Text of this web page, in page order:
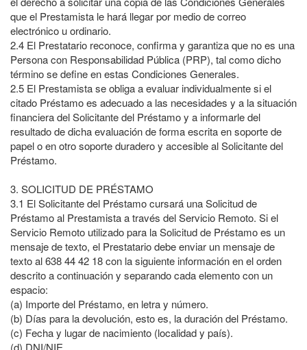
que el Prestamista le hará llegar por medio de correo
electrónico u ordinario.
2.4 El Prestatario reconoce, confirma y garantiza que no es una
Persona con Responsabilidad Pública (PRP), tal como dicho
término se define en estas Condiciones Generales.
2.5 El Prestamista se obliga a evaluar individualmente si el
citado Préstamo es adecuado a las necesidades y a la situación
financiera del Solicitante del Préstamo y a informarle del
resultado de dicha evaluación de forma escrita en soporte de
papel o en otro soporte duradero y accesible al Solicitante del
Préstamo.
3. SOLICITUD DE PRÉSTAMO
3.1 El Solicitante del Préstamo cursará una Solicitud de
Préstamo al Prestamista a través del Servicio Remoto. Si el
Servicio Remoto utilizado para la Solicitud de Préstamo es un
mensaje de texto, el Prestatario debe enviar un mensaje de
texto al 638 44 42 18 con la siguiente información en el orden
descrito a continuación y separando cada elemento con un
espacio:
(a) Importe del Préstamo, en letra y número.
(b) Días para la devolución, esto es, la duración del Préstamo.
(c) Fecha y lugar de nacimiento (localidad y país).
(d) DNI/NIE